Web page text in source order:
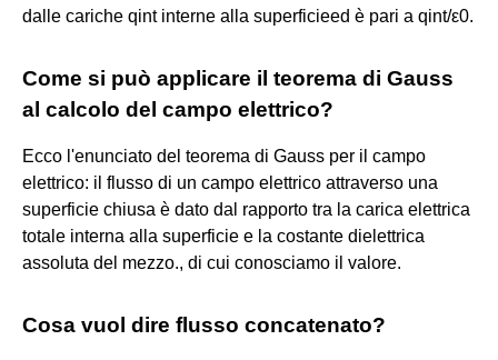
dalle cariche qint interne alla superficieed è pari a qint/ε0.
Come si può applicare il teorema di Gauss
al calcolo del campo elettrico?
Ecco l'enunciato del teorema di Gauss per il campo
elettrico: il flusso di un campo elettrico attraverso una
superficie chiusa è dato dal rapporto tra la carica elettrica
totale interna alla superficie e la costante dielettrica
assoluta del mezzo., di cui conosciamo il valore.
Cosa vuol dire flusso concatenato?